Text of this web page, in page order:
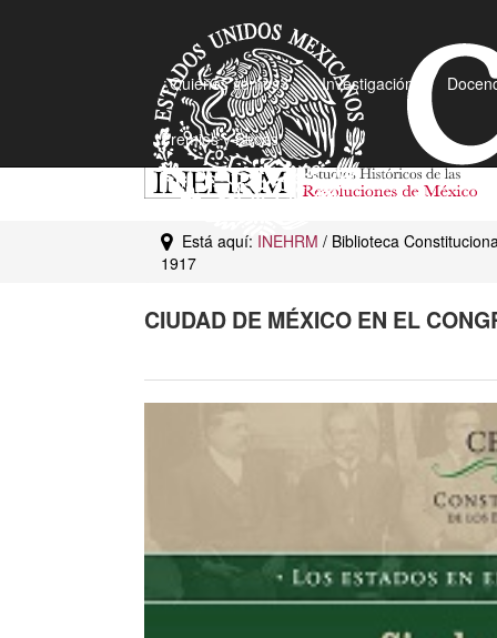
¿Quiénes somos? Investigación
Premios y Becas
Está aquí: INEHRM / Biblioteca
1917
CIUDAD DE MÉXICO EN EL